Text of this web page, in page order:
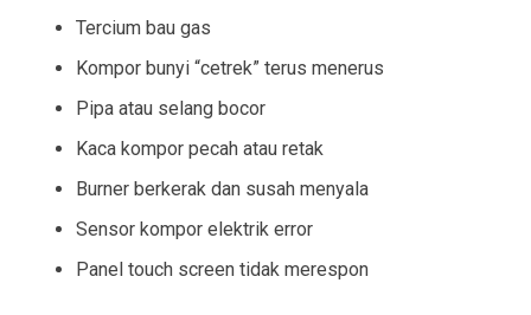
Tercium bau gas
Kompor bunyi “cetrek” terus menerus
Pipa atau selang bocor
Kaca kompor pecah atau retak
Burner berkerak dan susah menyala
Sensor kompor elektrik error
Panel touch screen tidak merespon